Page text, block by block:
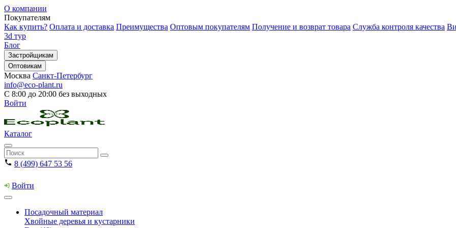
О компании
Покупателям
Как купить? Оплата и доставка Преимущества Оптовым покупателям Получение и возврат товара Служба контроля качества
3d тур
Блог
Застройщикам
Оптовикам
Москва Санкт-Петербург
info@eco-plant.ru
С 8:00 до 20:00 без выходных
Войти
Каталог
8 (499) 647 53 56
Войти
Посадочный материал
Хвойные деревья и кустарники